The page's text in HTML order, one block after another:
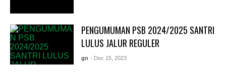
PENGUMUMAN PSB 2024/2025 SANTRI
LULUS JALUR REGULER
gn - Dec 15, 2023